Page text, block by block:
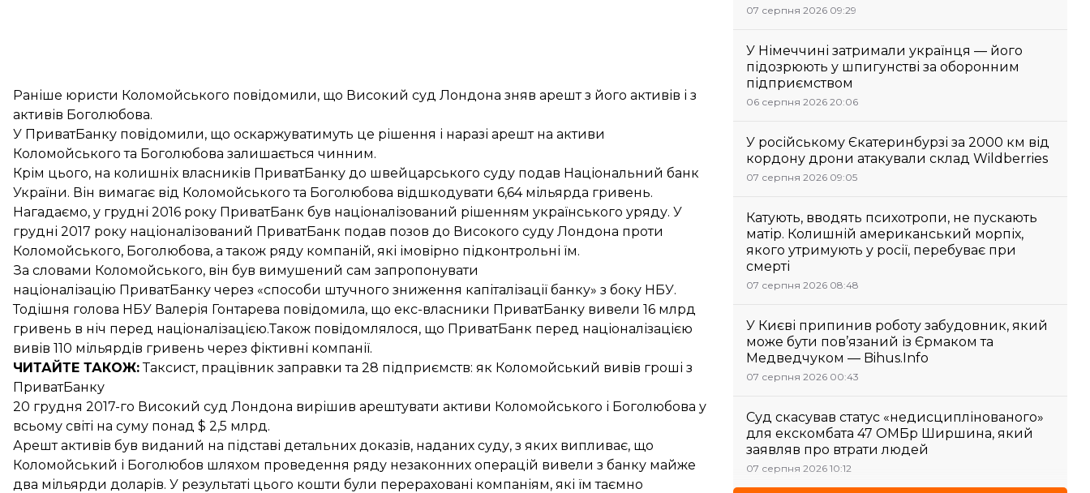
Раніше юристи Коломойського повідомили, що Високий суд Лондона зняв арештз його активів і з
активів Боголюбова.
У ПриватБанку повідомили, що оскаржуватимуть це рішення і наразі арешт на активи
Коломойського та Боголюбова залишається чинним.
Крім цього, на колишніх власників ПриватБанку до швейцарського суду подав Національний банк
України. Він вимагає від Коломойського та Боголюбова відшкодувати 6,64 мільярда гривень.
Нагадаємо, у грудні 2016 року ПриватБанк був націоналізований рішенням українського уряду. У
грудні 2017 року націоналізований ПриватБанк подав позов до Високого суду Лондона проти
Коломойського, Боголюбова, а також ряду компаній, які імовірно підконтрольні їм.
За словами Коломойського, він був вимушений сам запропонувати
націоналізацію ПриватБанку через «способи штучного зниження капіталізації банку» з боку НБУ.
Тодішня голова НБУ Валерія Гонтарева повідомила, що екс-власники ПриватБанку вивели 16 млрд
гривень в ніч перед націоналізацією.Також повідомлялося, що ПриватБанк перед націоналізацією
вивів 110 мільярдів гривень через фіктивні компанії.
ЧИТАЙТЕ ТАКОЖ:Таксист, працівник заправки та 28 підприємств: як Коломойський вивів гроші з
ПриватБанку
20 грудня 2017-го Високий суд Лондона вирішив арештувати активи Коломойського і Боголюбова у
всьому світі на суму понад $ 2,5 млрд.
Арешт активів був виданий на підставі детальних доказів, наданих суду, з яких випливає, що
Коломойський і Боголюбов шляхом проведення ряду незаконних операцій вивели з банку майже
два мільярди доларів. У результаті цього кошти були перераховані компаніям, які їм таємно
07 серпня 2026 09:29
У Німеччині затримали українця — його
підозрюють у шпигунстві за оборонним
підприємством
06 серпня 2026 20:06
У російському Єкатеринбурзі за 2000 км від
кордону дрони атакували склад Wildberries
07 серпня 2026 09:05
Катують, вводять психотропи, не пускають
матір. Колишній американський морпіх,
якого утримують у росії, перебуває при
смерті
07 серпня 2026 08:48
У Києві припинив роботу забудовник, який
може бути пов’язаний із Єрмаком та
Медведчуком — Bihus.Info
07 серпня 2026 00:43
Суд скасував статус «недисциплінованого»
для екскомбата 47 ОМБр Ширшина, який
заявляв про втрати людей
07 серпня 2026 10:12